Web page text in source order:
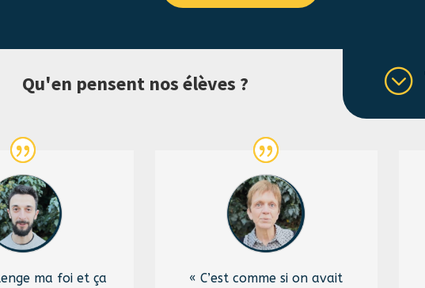
Qu'en pensent nos élèves ? ;
ma foi et ça
« C’est comme si on avait